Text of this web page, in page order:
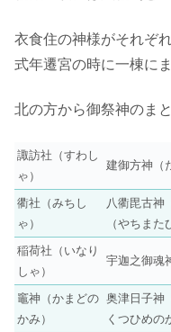
衣食住の神様がそれぞ
式年遷宮の時に一棟に
北の方から御祭神のまと
諏訪社（すわし
ゃ）
建御方神（
衢社（みちし
ゃ）
八衢毘古神
（やちまた
稲荷社（いなり
しゃ）
宇迦之御魂
竈神（かまどの
かみ）
奥津日子神
くつひめの